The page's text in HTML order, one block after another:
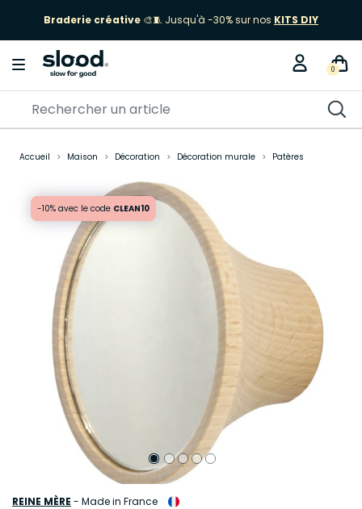
Braderie créative 🎨🧵 Jusqu'à -30% sur nos KITS DIY
0
Accueil Maison Décoration Décoration murale Patères
-10% avec le code CLEAN10
REINE MÈRE - Made in France